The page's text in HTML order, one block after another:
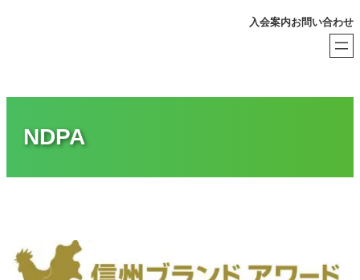
入会案内お問い合わせ
NDPA